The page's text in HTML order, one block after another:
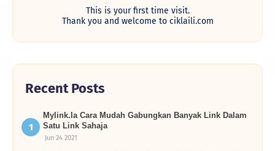
This is your first time visit.
Thank you and welcome to ciklaili.com
Recent Posts
Mylink.la Cara Mudah Gabungkan Banyak Link Dalam
Satu Link Sahaja
Jun 24 2021